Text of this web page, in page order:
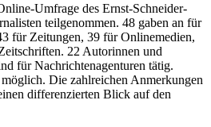
Umfrage des Ernst-Schneider-
teilgenommen. 48 gaben an für
für Zeitungen, 39 für Onlinemedien,
22 Autorinnen und
für Nachrichtenagenturen tätig.
Die zahlreichen Anmerkungen
differenzierten Blick auf den